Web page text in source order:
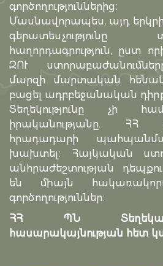
գործողություններից։
Մասնավորապես, այդ
հաղորդագրություն, ըստ
ԶՈՒ
մարզի մարտական
բացել ադրբեջանական
Տեղեկությունը չի
իրականությանը. ՀՀ
հրադադարի
խախտել։ Հայկական
անհրաժեշտության
են միայն
գործողություններ։
ՀՀ ՊՆ
հասարակայնության հետ